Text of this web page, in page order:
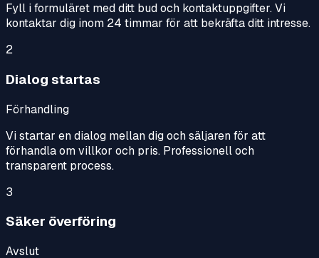
Fyll i formuläret med ditt bud och kontaktuppgifter. Vi
kontaktar dig inom 24 timmar för att bekräfta ditt intresse.
2
Dialog startas
Förhandling
Vi startar en dialog mellan dig och säljaren för att
förhandla om villkor och pris. Professionell och
transparent process.
3
Säker överföring
Avslut